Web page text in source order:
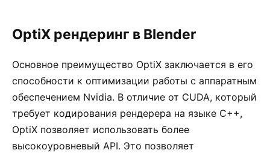
OptiX рендеринг в Blender
Основное преимущество OptiX заключается в его
способности к оптимизации работы с аппаратным
обеспечением Nvidia. В отличие от CUDA, который
требует кодирования рендерера на языке C++,
OptiX позволяет использовать более
высокоуровневый API. Это позволяет